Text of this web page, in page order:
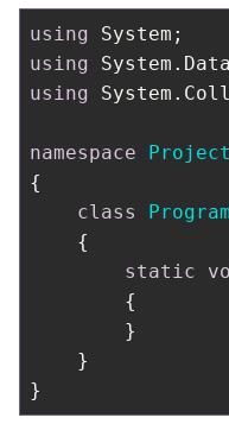
using
using
using
namespace
{
class
Program
    {
static
        {
        }
    }